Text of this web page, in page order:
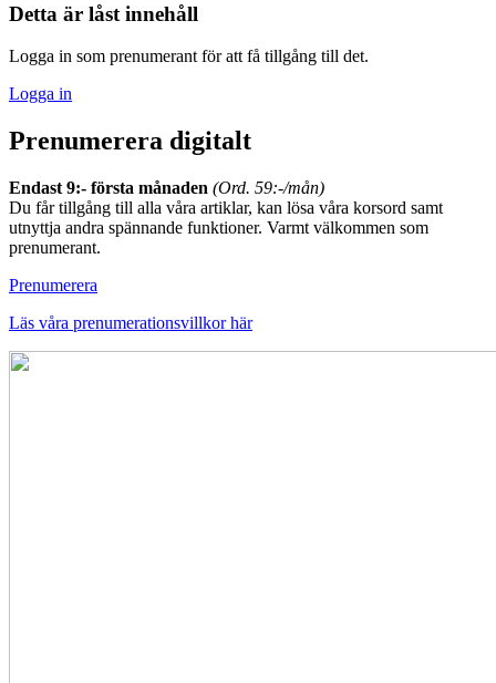
Detta är låst innehåll
Logga in som prenumerant för att få tillgång till det.
Logga in
Prenumerera digitalt
Endast 9:- första månaden (Ord. 59:-/mån)
Du får tillgång till alla våra artiklar, kan lösa våra korsord samt
utnyttja andra spännande funktioner. Varmt välkommen som
prenumerant.
Prenumerera
Läs våra prenumerationsvillkor här